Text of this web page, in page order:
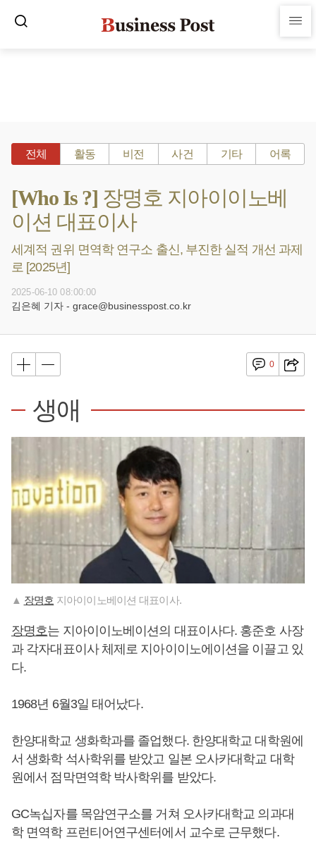
전체 활동 비전 사건 기타 어록
[Who Is ?] 장명호 지아이이노베
이션 대표이사
세계적 권위 면역학 연구소 출신, 부진한 실적 개선 과제
로 [2025년]
2025-06-10 08:00:00
김은혜 기자 - grace@businesspost.co.kr
0
생애
▲ 장명호 지아이이노베이션 대표이사.
장명호는 지아이이노베이션의 대표이사다. 홍준호 사장
과 각자대표이사 체제로 지아이이노에이션을 이끌고 있
다.
1968년 6월3일 태어났다.
한양대학교 생화학과를 졸업했다. 한양대학교 대학원에
서 생화학 석사학위를 받았고 일본 오사카대학교 대학
원에서 점막면역학 박사학위를 받았다.
GC녹십자를 목암연구소를 거쳐 오사카대학교 의과대
학 면역학 프런티어연구센터에서 교수로 근무했다.